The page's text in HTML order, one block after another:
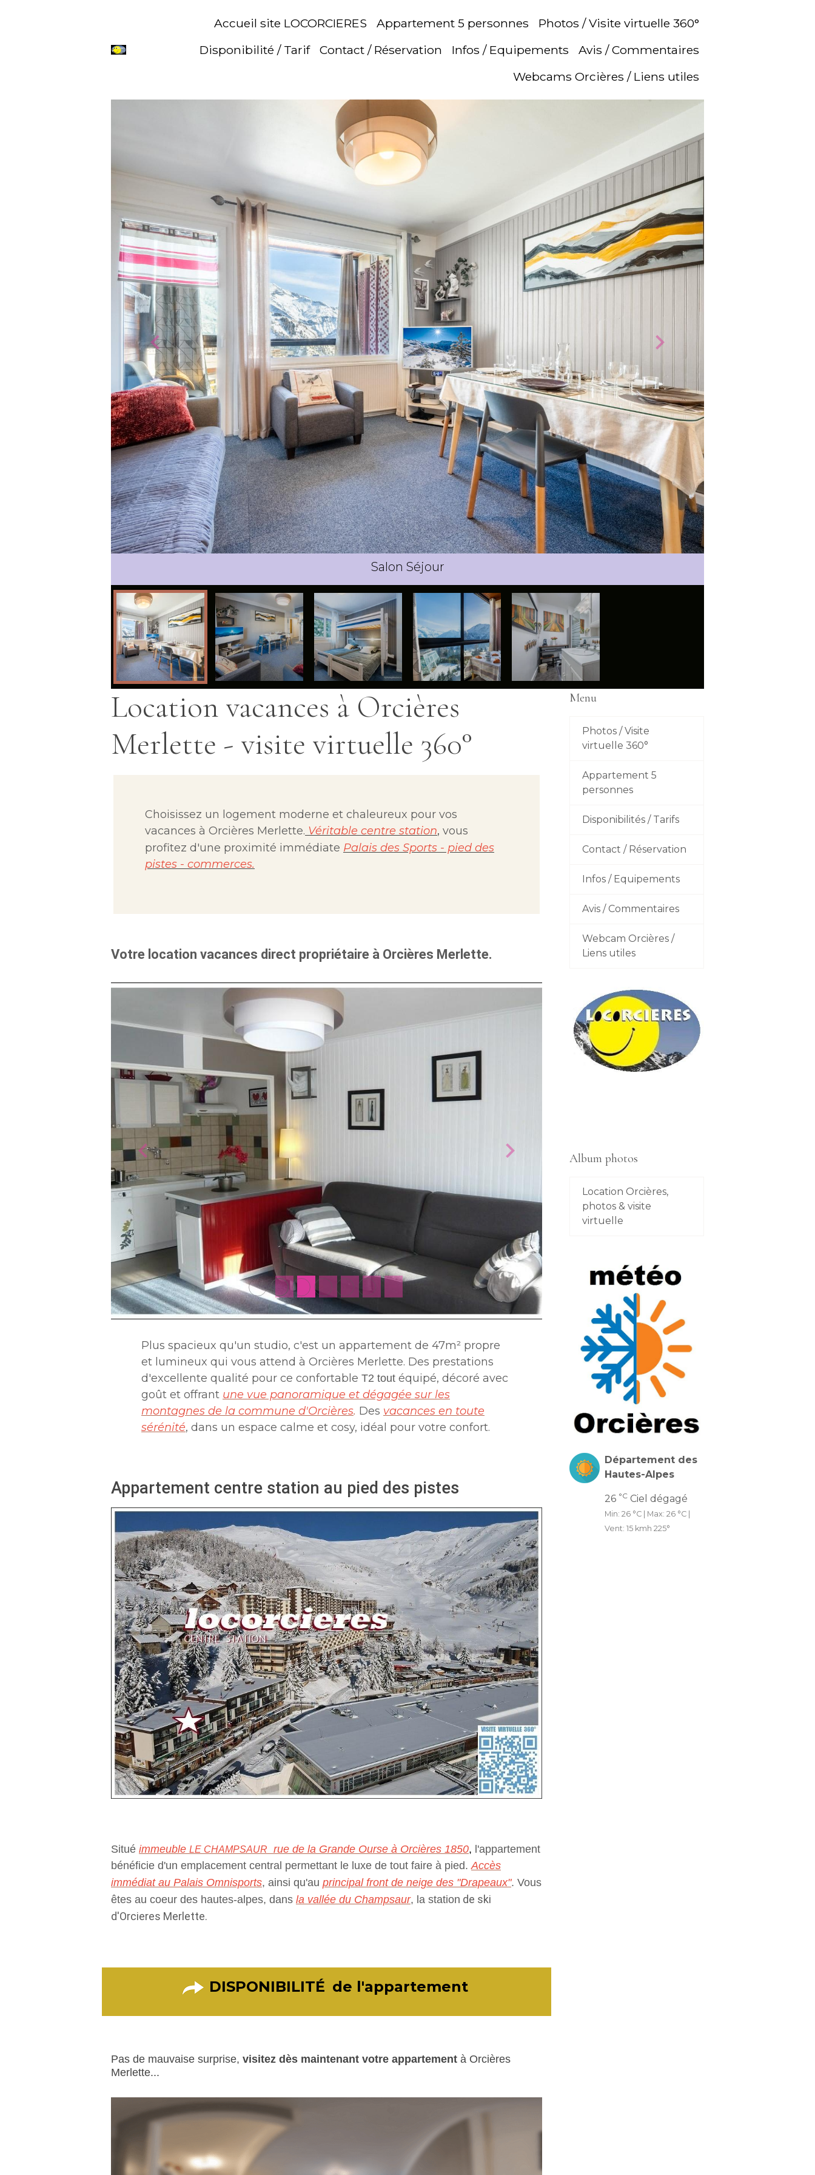
Accueil site LOCORCIERES Appartement 5 personnes
Photos / Visite virtuelle 360°
Disponibilité / Tarif
Contact / Réservation Infos / Equipements
Avis / Commentaires
Webcams Orcières / Liens utiles
Location vacances à Orcières
Merlette - visite virtuelle 360°
Choisissez un logement moderne et chaleureux pour vos
vacances à Orcières Merlette. Véritable centre station, vous
profitez d'une proximité immédiate Palais des Sports - pied des
pistes - commerces.
Votre location vacances direct propriétaire à Orcières Merlette.
Plus spacieux qu'un studio, c'est un appartement de 47m² propre
et lumineux qui vous attend à Orcières Merlette. Des prestations
d'excellente qualité pour ce confortable T2 tout équipé, décoré avec
goût et offrant une vue panoramique et dégagée sur les
montagnes de la commune d'Orcières. Des vacances en toute
sérénité, dans un espace calme et cosy, idéal pour votre confort.
Appartement centre station au pied des pistes
Situé immeuble LE CHAMPSAUR rue de la Grande Ourse à Orcières 1850, l'appartement
bénéficie d'un emplacement central permettant le luxe de tout faire à pied. Accès
immédiat au Palais Omnisports, ainsi qu'au principal front de neige des "Drapeaux". Vous
êtes au coeur des hautes-alpes, dans la vallée du Champsaur, la station de ski
d'Orcieres Merlette.
DISPONIBILITÉ de l'appartement
Pas de mauvaise surprise, visitez dès maintenant votre appartement à Orcières
Merlette...
Menu
Photos / Visite
virtuelle 360°
Appartement 5
personnes
Disponibilités / Tarifs
Contact / Réservation
Infos / Equipements
Avis / Commentaires
Webcam Orcières /
Liens utiles
Album photos
Location Orcières,
photos & visite
virtuelle
Département des
Hautes-Alpes
26 °C Ciel dégagé
Min: 26 °C | Max: 26 °C |
Vent: 15 kmh 225°